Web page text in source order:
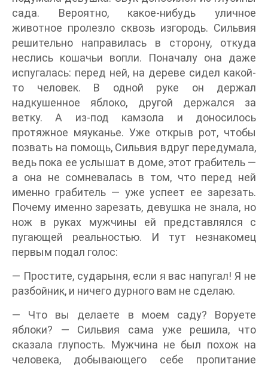
сада. Вероятно, какое-нибудь уличное
животное пролезло сквозь изгородь. Сильвия
решительно направилась в сторону, откуда
неслись кошачьи вопли. Поначалу она даже
испугалась: перед ней, на дереве сидел какой-
то человек. В одной руке он держал
надкушенное яблоко, другой держался за
ветку. А из-под камзола и доносилось
протяжное мяуканье. Уже открыв рот, чтобы
позвать на помощь, Сильвия вдруг передумала,
ведь пока ее услышат в доме, этот грабитель —
а она не сомневалась в том, что перед ней
именно грабитель — уже успеет ее зарезать.
Почему именно зарезать, девушка не знала, но
нож в руках мужчины ей представлялся с
пугающей реальностью. И тут незнакомец
первым подал голос:
— Простите, сударыня, если я вас напугал! Я не
разбойник, и ничего дурного вам не сделаю.
— Что вы делаете в моем саду? Воруете
яблоки? — Сильвия сама уже решила, что
сказала глупость. Мужчина не был похож на
человека, добывающего себе пропитание